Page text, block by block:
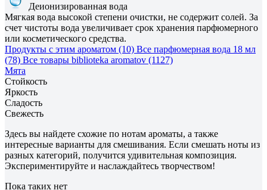
Деионизированная вода
Мягкая вода высокой степени очистки, не содержит солей. За
счет чистоты вода увеличивает срок хранения парфюмерного
или косметического средства.
Продукты с этим ароматом (10) Все парфюмерная вода 18 мл
(78) Все товары biblioteka aromatov (1127)
Мята
Стойкость
Яркость
Сладость
Свежесть
Здесь вы найдете схожие по нотам ароматы, а также
интересные варианты для смешивания. Если смешать ноты из
разных категорий, получится удивительная композиция.
Экспериментируйте и наслаждайтесь творчеством!
Пока таких нет